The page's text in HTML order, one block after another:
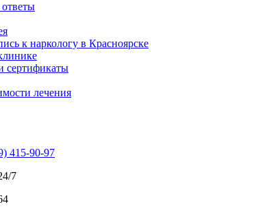
к наркологу в Красноярске
сертификаты
лечения
415-90-97
7